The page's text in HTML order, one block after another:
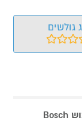
גולשים